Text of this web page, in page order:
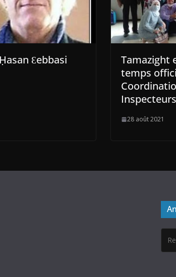
Ɛebbasi
Tamazight
temps
28 août 2021